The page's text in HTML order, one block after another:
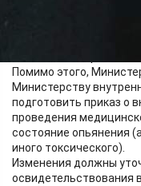
Помимо этого,
Министерству
подготовить приказ о
проведения
состояние опьянения
иного токсического).
Изменения должны
освидетельствования